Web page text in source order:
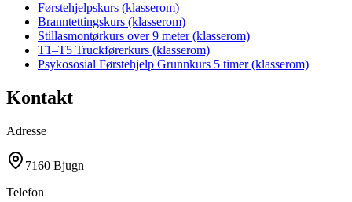
Førstehjelpskurs (klasserom)
Branntettingskurs (klasserom)
Stillasmontørkurs over 9 meter (klasserom)
T1–T5 Truckførerkurs (klasserom)
Psykososial Førstehjelp Grunnkurs 5 timer (klasserom)
Kontakt
Adresse
7160 Bjugn
Telefon